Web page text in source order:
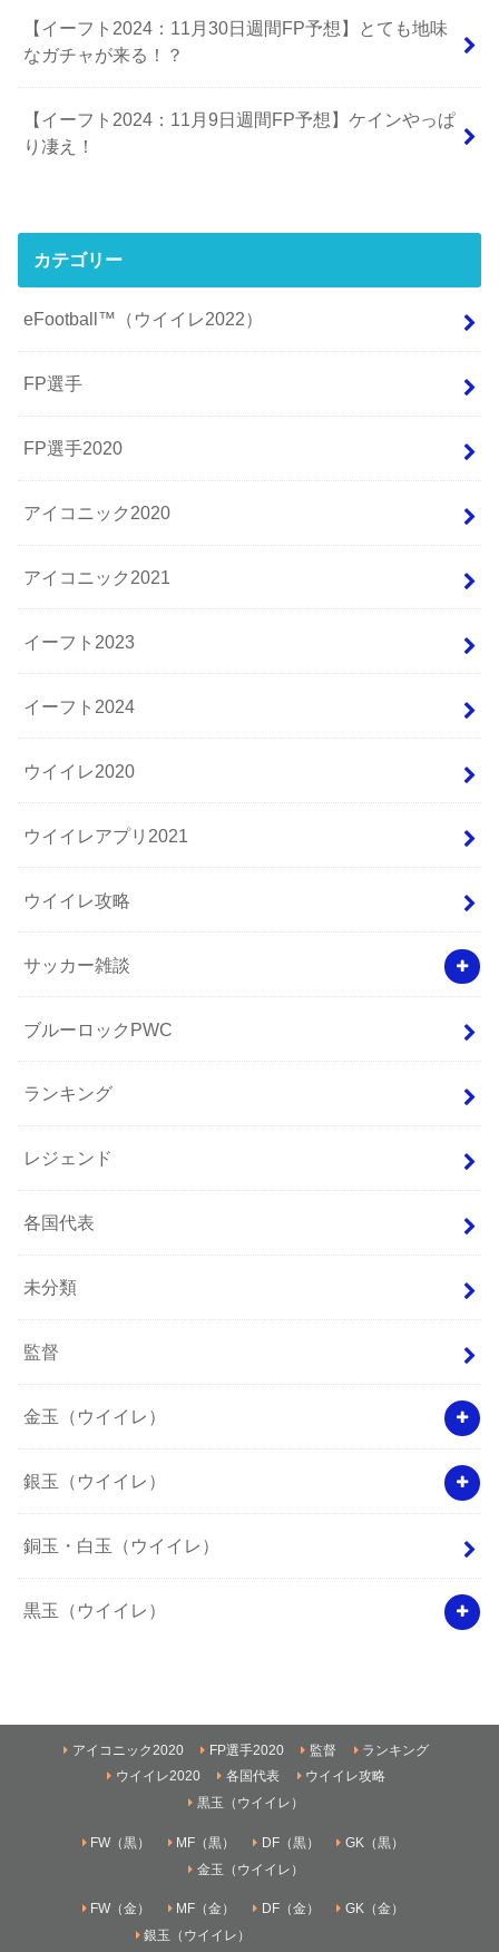
【イーフト2024：11月30日週間FP予想】とても地味
なガチャが来る！？
【イーフト2024：11月9日週間FP予想】ケインやっぱ
り凄え！
カテゴリー
eFootball™（ウイイレ2022）
FP選手
FP選手2020
アイコニック2020
アイコニック2021
イーフト2023
イーフト2024
ウイイレ2020
ウイイレアプリ2021
ウイイレ攻略
サッカー雑談
ブルーロックPWC
ランキング
レジェンド
各国代表
未分類
監督
金玉（ウイイレ）
銀玉（ウイイレ）
銅玉・白玉（ウイイレ）
黒玉（ウイイレ）
アイコニック2020 FP選手2020 監督
ランキング
ウイイレ2020
各国代表
ウイイレ攻略
黒玉（ウイイレ）
FW（黒） MF（黒） DF（黒）
GK（黒）
金玉（ウイイレ）
FW（金） MF（金） DF（金）
GK（金）
銀玉（ウイイレ）